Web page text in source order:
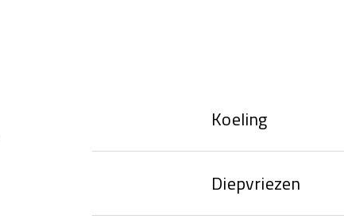
Koeling
Diepvriezen